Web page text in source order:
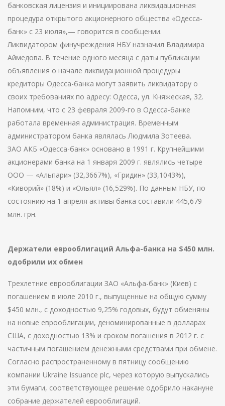
банковская лицензия и инициирована ликвидационная
процедура открытого акционерного общества «Одесса-
банк» с 23 июля»,— говорится в сообщении.
Ликвидатором финучреждения НБУ назначил Владимира
Аймедова. В течение одного месяца с даты публикации
объявления о начале ликвидационной процедуры
кредиторы Одесса-банка могут заявить ликвидатору о
своих требованиях по адресу: Одесса, ул. Княжеская, 32.
Напомним, что с 23 февраля 2009-го в Одесса-банке
работала временная администрация. Временным
администратором банка являлась Людмила Зотеева.
ЗАО АКБ «Одесса-банк» основано в 1991 г. Крупнейшими
акционерами банка на 1 января 2009 г. являлись четыре
ООО — «Альпари» (32,3667%), «Гридин» (33,1043%),
«Киворий» (18%) и «Ольял» (16,529%). По данным НБУ, по
состоянию на 1 апреля активы банка составили 445,679
млн. грн.
Держатели еврооблигаций Альфа-банка на $450 млн.
одобрили их обмен
Трехлетние еврооблигации ЗАО «Альфа-банк» (Киев) с
погашением в июле 2010 г., выпущенные на общую сумму
$450 млн., с доходностью 9,25% годовых, будут обменяны
на новые еврооблигации, деноминированные в долларах
США, с доходностью 13% и сроком погашения в 2012 г. с
частичным погашением денежными средствами при обмене.
Согласно распространенному в пятницу сообщению
компании Ukraine Issuance plc, через которую выпускались
эти бумаги, соответствующее решение одобрило накануне
собрание держателей еврооблигаций.